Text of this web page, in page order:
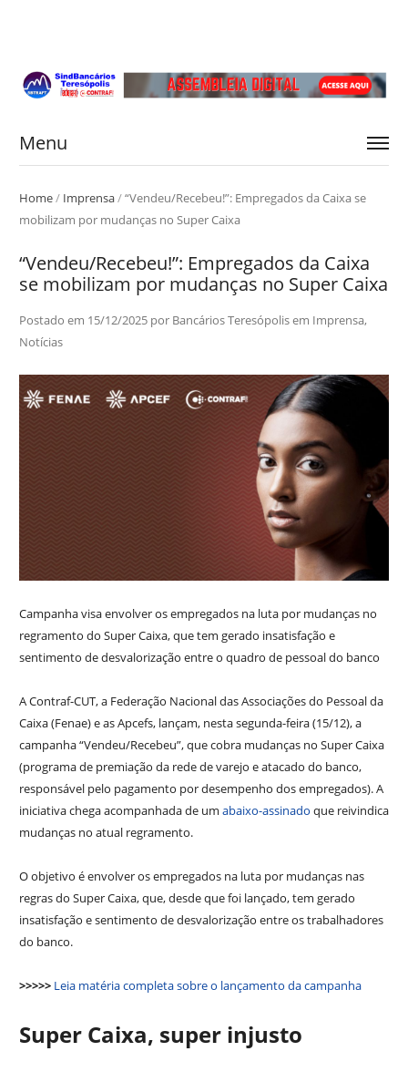
Menu
Home/ Imprensa/“Vendeu/Recebeu!”: Empregados da Caixa se
mobilizam por mudanças no Super Caixa
“Vendeu/Recebeu!”: Empregados da Caixa
se mobilizam por mudanças no Super Caixa
Postado em 15/12/2025por Bancários Teresópolisem Imprensa,
Notícias
Campanha visa envolver os empregados na luta por mudanças no
regramento do Super Caixa, que tem gerado insatisfação e
sentimento de desvalorização entre o quadro de pessoal do banco
A Contraf-CUT, a Federação Nacional das Associações do Pessoal da
Caixa (Fenae) e as Apcefs, lançam, nesta segunda-feira (15/12), a
campanha “Vendeu/Recebeu”, que cobra mudanças no Super Caixa
(programa de premiação da rede de varejo e atacado do banco,
responsável pelo pagamento por desempenho dos empregados). A
iniciativa chega acompanhada de um abaixo-assinado que reivindica
mudanças no atual regramento.
O objetivo é envolver os empregados na luta por mudanças nas
regras do Super Caixa, que, desde que foi lançado, tem gerado
insatisfação e sentimento de desvalorização entre os trabalhadores
do banco.
>>>>> Leia matéria completa sobre o lançamento da campanha
Super Caixa, super injusto